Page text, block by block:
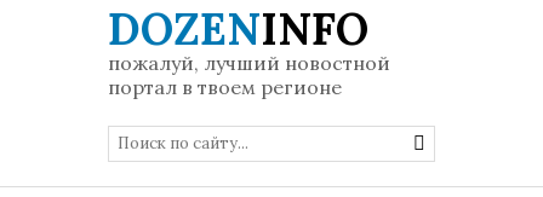
DOZENINFO
пожалуй, лучший новостной
портал в твоем регионе